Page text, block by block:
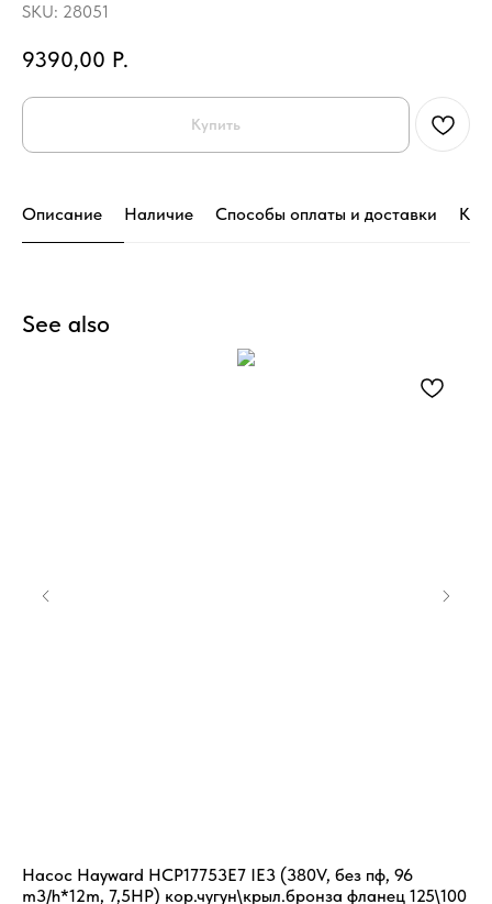
SKU: 28051
9390,00 Р.
Купить
Описание Наличие Способы оплаты и доставки
See also
Насос Hayward HCP17753E7 IE3 (380V, без пф, 96
m3/h*12m, 7,5HP) кор.чугун\крыл.бронза фланец 125\100